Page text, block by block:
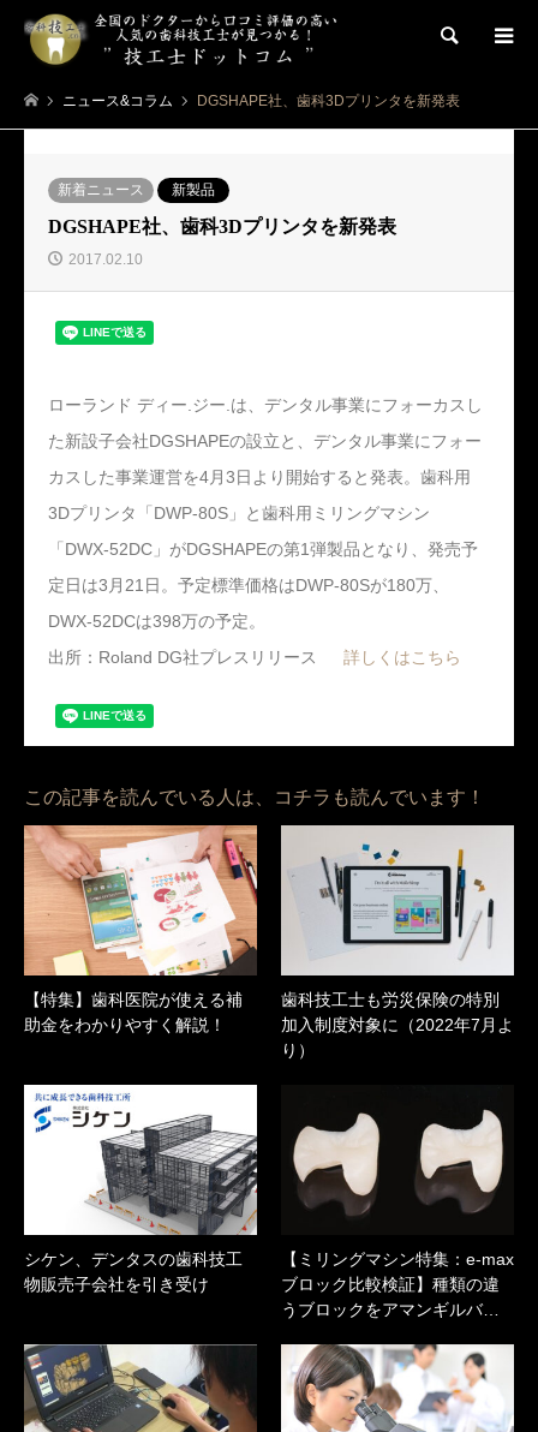
検索
ニュース&コラム DGSHAPE社、歯科3Dプリンタを新発表
新着ニュース 新製品
DGSHAPE社、歯科3Dプリンタを新発表
2017.02.10
ローランド ディー.ジー.は、デンタル事業にフォーカスし
た新設子会社DGSHAPEの設立と、デンタル事業にフォー
カスした事業運営を4月3日より開始すると発表。歯科用
3Dプリンタ「DWP-80S」と歯科用ミリングマシン
「DWX-52DC」がDGSHAPEの第1弾製品となり、発売予
定日は3月21日。予定標準価格はDWP-80Sが180万、
DWX-52DCは398万の予定。
出所：Roland DG社プレスリリース 詳しくはこちら
この記事を読んでいる人は、コチラも読んでいます！
【特集】歯科医院が使える補
助金をわかりやすく解説！
歯科技工士も労災保険の特別
加入制度対象に（2022年7月よ
り）
シケン、デンタスの歯科技工
物販売子会社を引き受け
【ミリングマシン特集：e-max
ブロック比較検証】種類の違
うブロックをアマンギルバ…